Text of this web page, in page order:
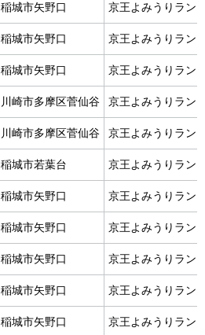
稲城市矢野口 京王よみうりラン
稲城市矢野口 京王よみうりラン
稲城市矢野口 京王よみうりラン
川崎市多摩区菅仙谷 京王よみうりラン
川崎市多摩区菅仙谷 京王よみうりラン
稲城市若葉台 京王よみうりラン
稲城市矢野口 京王よみうりラン
稲城市矢野口 京王よみうりラン
稲城市矢野口 京王よみうりラン
稲城市矢野口 京王よみうりラン
稲城市矢野口 京王よみうりラン